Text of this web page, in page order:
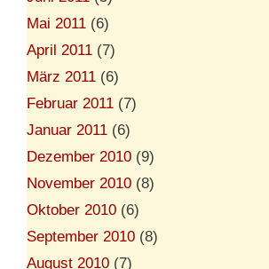
Mai 2011 (6)
April 2011 (7)
März 2011 (6)
Februar 2011 (7)
Januar 2011 (6)
Dezember 2010 (9)
November 2010 (8)
Oktober 2010 (6)
September 2010 (8)
August 2010 (7)